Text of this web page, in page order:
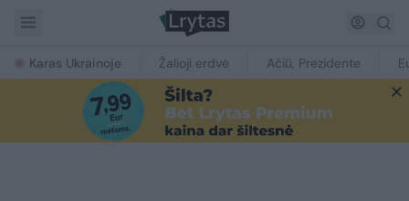
Karas Ukrainoje Žalioji erdvė Ačiū, Prezidente